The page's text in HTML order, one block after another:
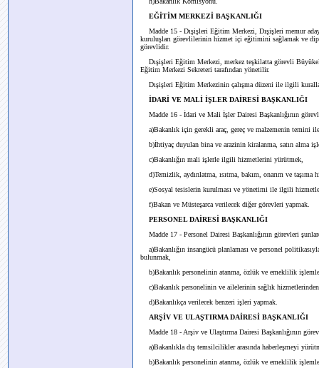
EĞİTİM MERKEZİ BAŞKANLIĞI
Madde 15 - Dışişleri Eğitim Merkezi, Dışişleri memur
kuruluşları görevlilerinin hizmet içi eğitimini sağlamak ve
görevlidir.
Dışişleri Eğitim Merkezi, merkez teşkilatta görevli
Eğitim Merkezi Sekreteri tarafından yönetilir.
Dışişleri Eğitim Merkezinin çalışma düzeni ile ilgili
İDARİ VE MALİ İŞLER DAİRESİ BAŞKANLIĞI
Madde 16 - İdari ve Mali İşler Dairesi Başkanlığının
a)Bakanlık için gerekli araç, gereç ve malzemenin temini
b)İhtiyaç duyulan bina ve arazinin kiralanma, satın alma
c)Bakanlığın mali işlerle ilgili hizmetlerini yürütmek,
d)Temizlik, aydınlatma, ısıtma, bakım, onarım ve taşıma
e)Sosyal tesislerin kurulması ve yönetimi ile ilgili
f)Bakan ve Müsteşarca verilecek diğer görevleri yapmak.
PERSONEL DAİRESİ BAŞKANLIĞI
Madde 17 - Personel Dairesi Başkanlığının görevleri
a)Bakanlığın insangücü planlaması ve personel
bulunmak,
b)Bakanlık personelinin atanma, özlük ve emeklilik
c)Bakanlık personelinin ve ailelerinin sağlık hizmetlerinden
d)Bakanlıkça verilecek benzeri işleri yapmak.
ARŞİV VE ULAŞTIRMA DAİRESİ BAŞKANLIĞI
Madde 18 - Arşiv ve Ulaştırma Dairesi Başkanlığının
a)Bakanlıkla dış temsilcilikler arasında haberleşmeyi
b)Bakanlık personelinin atanma, özlük ve emeklilik